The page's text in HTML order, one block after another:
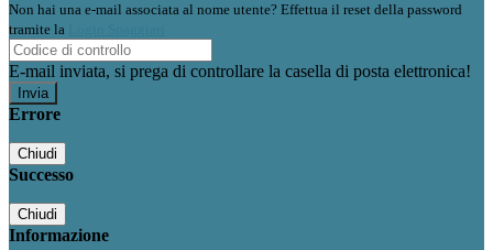
Non hai una e-mail associata al nome utente? Effettua il reset della password
tramite la
E-mail inviata, si prega di controllare la casella di posta elettronica!
Errore
Chiudi
Successo
Chiudi
Informazione